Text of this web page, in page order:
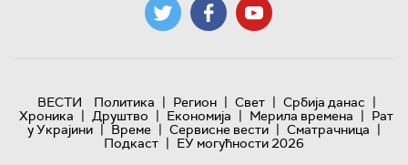
ВЕСТИ Политика | Регион | Свет | Србија данас |
Хроника | Друштво | Економија | Мерила времена | Рат
у Украјини | Време | Сервисне вести | Сматрачница |
Подкаст | ЕУ могућности 2026